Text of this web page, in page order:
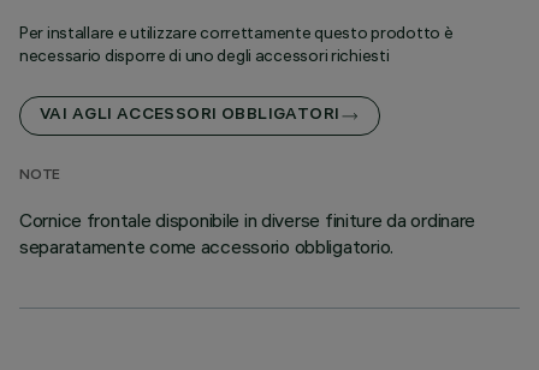
Per installare e utilizzare correttamente questo prodotto è
necessario disporre di uno degli accessori richiesti
VAI AGLI ACCESSORI OBBLIGATORI
NOTE
Cornice frontale disponibile in diverse finiture da ordinare
separatamente come accessorio obbligatorio.